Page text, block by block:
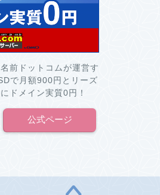
前ドットコムが運営す
で月額900円とリーズ
ドメイン実質0円！
公式ページ